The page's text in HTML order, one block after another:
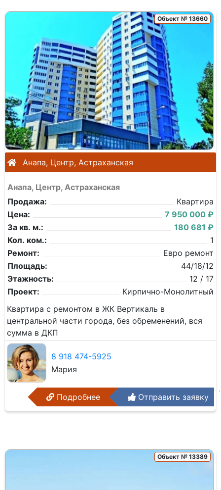
Объект № 13660
Анапа, Центр, Астраханская
Анапа, Центр, Астраханская
Продажа:
Квартира
Цена:
7 950 000 ₽
За кв. м.:
180 681 ₽
Кол. ком.:
1
Ремонт:
Евро ремонт
Площадь:
44/18/12
Этажность:
12 / 17
Проект:
Кирпично-Монолитный
Квартира с ремонтом в ЖК Вертикаль в
центральной части города, без обременений, вся
сумма в ДКП
8 918 474-5925
Мария
Подробнее Отправить заявку
Объект № 13389